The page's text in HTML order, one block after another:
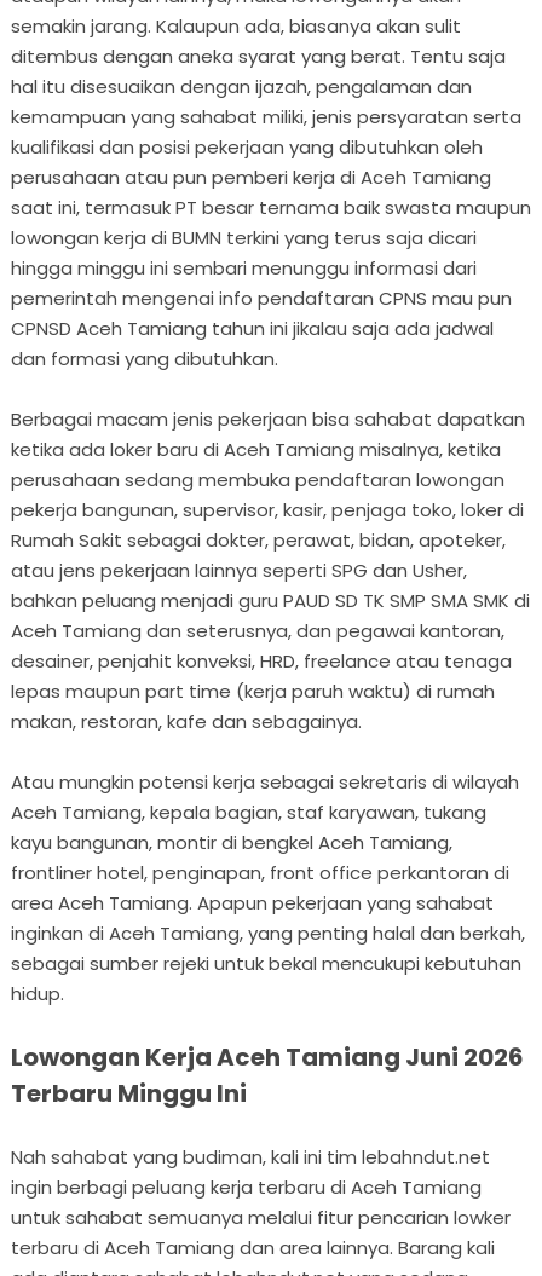
semakin jarang. Kalaupun ada, biasanya akan sulit
ditembus dengan aneka syarat yang berat. Tentu saja
hal itu disesuaikan dengan ijazah, pengalaman dan
kemampuan yang sahabat miliki, jenis persyaratan serta
kualifikasi dan posisi pekerjaan yang dibutuhkan oleh
perusahaan atau pun pemberi kerja di Aceh Tamiang
saat ini, termasuk PT besar ternama baik swasta maupun
lowongan kerja di BUMN terkini yang terus saja dicari
hingga minggu ini sembari menunggu informasi dari
pemerintah mengenai info pendaftaran CPNS mau pun
CPNSD Aceh Tamiang tahun ini jikalau saja ada jadwal
dan formasi yang dibutuhkan.
Berbagai macam jenis pekerjaan bisa sahabat dapatkan
ketika ada loker baru di Aceh Tamiang misalnya, ketika
perusahaan sedang membuka pendaftaran lowongan
pekerja bangunan, supervisor, kasir, penjaga toko, loker di
Rumah Sakit sebagai dokter, perawat, bidan, apoteker,
atau jens pekerjaan lainnya seperti SPG dan Usher,
bahkan peluang menjadi guru PAUD SD TK SMP SMA SMK di
Aceh Tamiang dan seterusnya, dan pegawai kantoran,
desainer, penjahit konveksi, HRD, freelance atau tenaga
lepas maupun part time (kerja paruh waktu) di rumah
makan, restoran, kafe dan sebagainya.
Atau mungkin potensi kerja sebagai sekretaris di wilayah
Aceh Tamiang, kepala bagian, staf karyawan, tukang
kayu bangunan, montir di bengkel Aceh Tamiang,
frontliner hotel, penginapan, front office perkantoran di
area Aceh Tamiang. Apapun pekerjaan yang sahabat
inginkan di Aceh Tamiang, yang penting halal dan berkah,
sebagai sumber rejeki untuk bekal mencukupi kebutuhan
hidup.
Lowongan Kerja Aceh Tamiang Juni 2026
Terbaru Minggu Ini
Nah sahabat yang budiman, kali ini tim lebahndut.net
ingin berbagi peluang kerja terbaru di Aceh Tamiang
untuk sahabat semuanya melalui fitur pencarian lowker
terbaru di Aceh Tamiang dan area lainnya. Barang kali